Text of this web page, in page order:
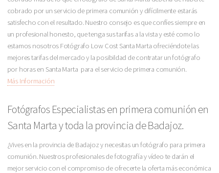
cobrado por un servicio de primera comunión y difícilmente estarás
satisfecho con el resultado. Nuestro consejo es que confíes siempre en
un profesional honesto, que tenga sus tarifas a la vista y esté como lo
estamos nosotros Fotógrafo Low Cost Santa Marta ofreciéndote las
mejores tarifas del mercado y la posibildad de contratar un fotógrafo
por horas en Santa Marta para el servicio de primera comunión.
Más Información
Fotógrafos Especialistas en primera comunión en
Santa Marta y toda la provincia de Badajoz.
¿Vives en la provincia de Badajoz y necesitas un fotógrafo para primera
comunión. Nuestros profesionales de fotografía y vídeo te darán el
mejor servicio con el compromiso de ofrecerte la oferta más económica